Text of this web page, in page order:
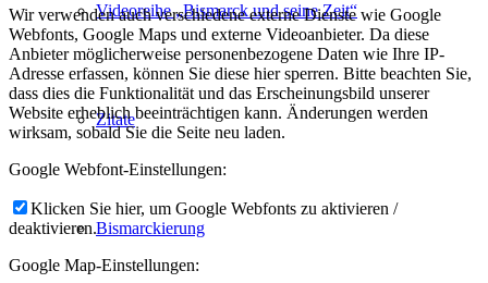
Videoreihe „Bismarck und seine Zeit“
Zitate
Bismarckierung
Wir verwenden auch verschiedene externe Dienste wie Google
Webfonts, Google Maps und externe Videoanbieter. Da diese
Anbieter möglicherweise personenbezogene Daten wie Ihre IP-
Adresse erfassen, können Sie diese hier sperren. Bitte beachten Sie,
dass dies die Funktionalität und das Erscheinungsbild unserer
Website erheblich beeinträchtigen kann. Änderungen werden
wirksam, sobald Sie die Seite neu laden.
Google Webfont-Einstellungen:
Klicken Sie hier, um Google Webfonts zu aktivieren /
deaktivieren.
Google Map-Einstellungen: